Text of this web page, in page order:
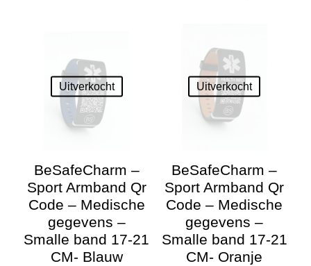
Uitverkocht
BeSafeCharm –
Sport Armband Qr
Code – Medische
gegevens –
Smalle band 17-21
CM- Blauw
Uitverkocht
BeSafeCharm –
Sport Armband Qr
Code – Medische
gegevens –
Smalle band 17-21
CM- Oranje